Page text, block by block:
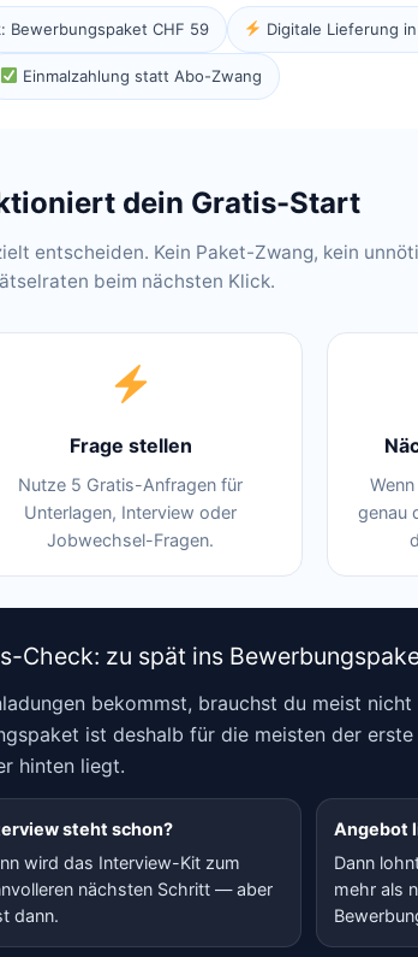
Bewerbungspaket CHF 59 Digitale Lieferung
Einmalzahlung statt Abo-Zwang
dein Gratis-Start
entscheiden. Kein Paket-Zwang, kein
beim nächsten Klick.
Frage stellen
Nutze 5 Gratis-Anfragen für
Unterlagen, Interview oder
Jobwechsel-Fragen.
genau
Check: zu spät ins
bekommst, brauchst du meist nicht
ist deshalb für die meisten der
hinten liegt.
steht schon?
wird das Interview-Kit zum
nächsten Schritt — aber
dann.
Angebot
Dann
mehr als